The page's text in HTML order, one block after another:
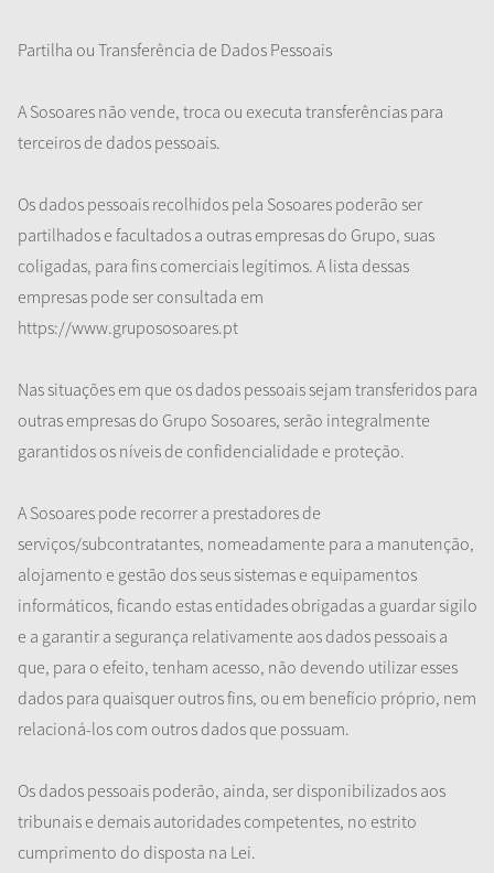
Partilha ou Transferência de Dados Pessoais
A Sosoares não vende, troca ou executa transferências para
terceiros de dados pessoais.
Os dados pessoais recolhidos pela Sosoares poderão ser
partilhados e facultados a outras empresas do Grupo, suas
coligadas, para fins comerciais legítimos. A lista dessas
empresas pode ser consultada em
https://www.grupososoares.pt
Nas situações em que os dados pessoais sejam transferidos para
outras empresas do Grupo Sosoares, serão integralmente
garantidos os níveis de confidencialidade e proteção.
A Sosoares pode recorrer a prestadores de
serviços/subcontratantes, nomeadamente para a manutenção,
alojamento e gestão dos seus sistemas e equipamentos
informáticos, ficando estas entidades obrigadas a guardar sigilo
e a garantir a segurança relativamente aos dados pessoais a
que, para o efeito, tenham acesso, não devendo utilizar esses
dados para quaisquer outros fins, ou em benefício próprio, nem
relacioná-los com outros dados que possuam.
Os dados pessoais poderão, ainda, ser disponibilizados aos
tribunais e demais autoridades competentes, no estrito
cumprimento do disposta na Lei.